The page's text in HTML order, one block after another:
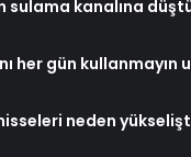
sulama kanalına
her gün kullanmayın
neden